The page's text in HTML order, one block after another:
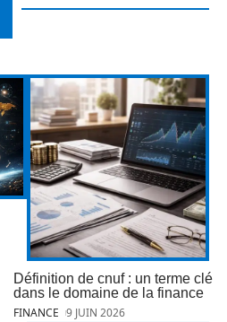
Définition de cnuf : un terme clé
dans le domaine de la finance
FINANCE 9 JUIN 2026